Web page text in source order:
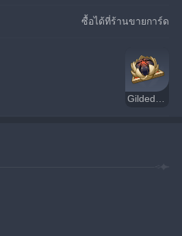
ซื้อได้ที่ร้านขายการ์ด
Gilded Dreams